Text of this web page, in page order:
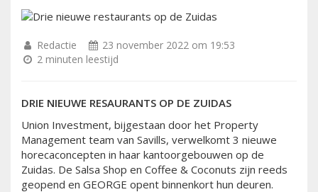
Redactie
23 november 2022 om 19:53
2 minuten leestijd
DRIE NIEUWE RESAURANTS OP DE ZUIDAS
Union Investment, bijgestaan door het Property
Management team van Savills, verwelkomt 3 nieuwe
horecaconcepten in haar kantoorgebouwen op de
Zuidas. De Salsa Shop en Coffee & Coconuts zijn reeds
geopend en GEORGE opent binnenkort hun deuren.